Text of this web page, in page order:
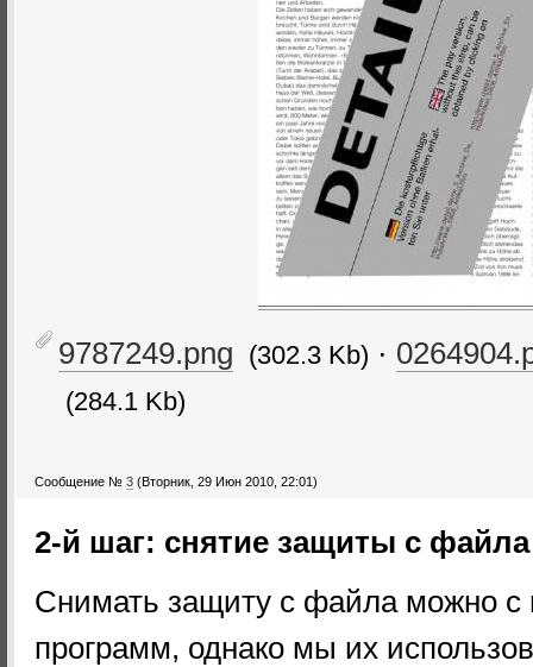
9787249.png (302.3 Kb) ·
(284.1 Kb)
Сообщение № 3 (Вторник, 29 Июн 2010, 22:01)
2-й шаг: снятие защиты с файла
Снимать защиту с файла можно
программ, однако мы их